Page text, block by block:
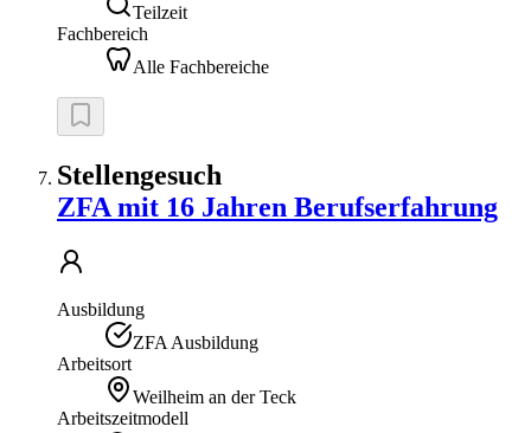
Teilzeit
Fachbereich
Alle Fachbereiche
Stellengesuch
ZFA mit 16 Jahren Berufserfahrung
Ausbildung
ZFA Ausbildung
Arbeitsort
Weilheim an der Teck
Arbeitszeitmodell